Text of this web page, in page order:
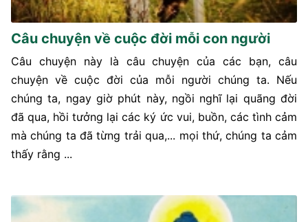
Câu chuyện về cuộc đời mỗi con người
Câu chuyện này là câu chuyện của các bạn, câu
chuyện về cuộc đời của mỗi người chúng ta. Nếu
chúng ta, ngay giờ phút này, ngồi nghĩ lại quãng đời
đã qua, hồi tưởng lại các ký ức vui, buồn, các tình cảm
mà chúng ta đã từng trải qua,... mọi thứ, chúng ta cảm
thấy rằng ...